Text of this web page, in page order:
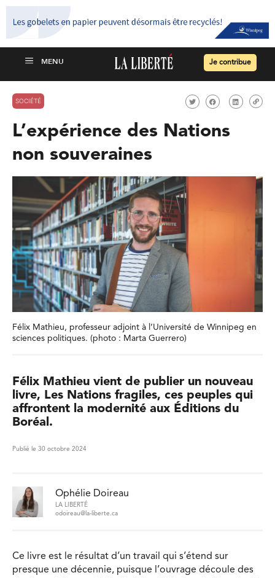
Je contribue
SOCIÉTÉ
L’expérience des Nations
non souveraines
Félix Mathieu, professeur adjoint à l’Université de Winnipeg en
sciences politiques. (photo : Marta Guerrero)
Félix Mathieu vient de publier un nouveau
livre, Les Nations fragiles, ces peuples qui
affrontent la modernité aux Éditions du
Boréal.
Publié le 30 octobre 2024
Ophélie Doireau
LA LIBERTÉ
odoireau@la-liberte.ca
Ce livre est le résultat d’un travail qui s’étend sur
presque une décennie, puisque l’ouvrage découle des